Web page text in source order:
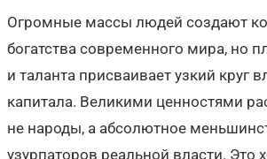
Огромные массы людей создают
богатства современного мира, но
и таланта присваивает узкий круг
капитала. Великими ценностями
не народы, а абсолютное
узурпаторов реальной власти. Это